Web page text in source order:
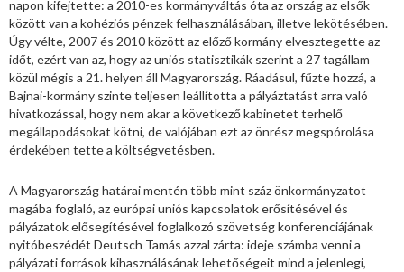
napon kifejtette: a 2010-es kormányváltás óta az ország az elsők
között van a kohéziós pénzek felhasználásában, illetve lekötésében.
Úgy vélte, 2007 és 2010 között az előző kormány elvesztegette az
időt, ezért van az, hogy az uniós statisztikák szerint a 27 tagállam
közül mégis a 21. helyen áll Magyarország. Ráadásul, fűzte hozzá, a
Bajnai-kormány szinte teljesen leállította a pályáztatást arra való
hivatkozással, hogy nem akar a következő kabinetet terhelő
megállapodásokat kötni, de valójában ezt az önrész megspórolása
érdekében tette a költségvetésben.
A Magyarország határai mentén több mint száz önkormányzatot
magába foglaló, az európai uniós kapcsolatok erősítésével és
pályázatok elősegítésével foglalkozó szövetség konferenciájának
nyitóbeszédét Deutsch Tamás azzal zárta: ideje számba venni a
pályázati források kihasználásának lehetőségeit mind a jelenlegi,